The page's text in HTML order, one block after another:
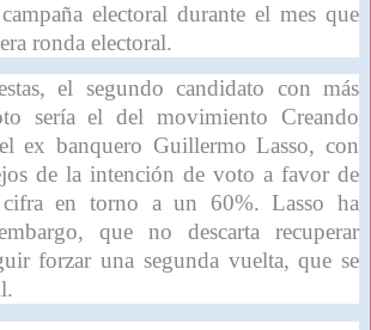
electoral durante el mes que
ronda electoral.
el segundo candidato con más
sería el del movimiento Creando
ex banquero Guillermo Lasso, con
de la intención de voto a favor de
cifra en torno a un 60%. Lasso ha
que no descarta recuperar
forzar una segunda vuelta, que se